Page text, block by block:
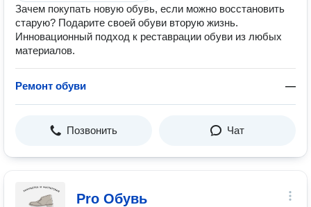
Зачем покупать новую обувь, если можно восстановить
старую? Подарите своей обуви вторую жизнь.
Инновационный подход к реставрации обуви из любых
материалов.
Ремонт обуви —
Позвонить Чат
Pro Обувь